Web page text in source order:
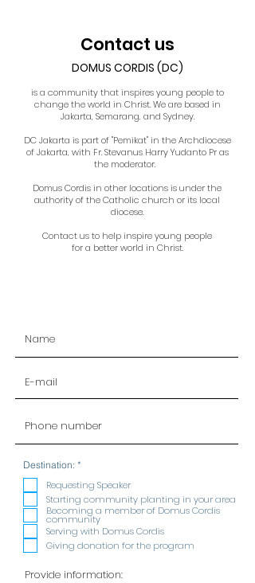
Contact us
DOMUS CORDIS (DC)
is a community that inspires young people to
change the world in Christ. We are based in
Jakarta, Semarang, and Sydney.
DC Jakarta is part of "Pemikat" in the Archdiocese
of Jakarta, with Fr. Stevanus Harry Yudanto Pr as
the moderator.
Domus Cordis in other locations is under the
authority of the Catholic church or its local
diocese.
Contact us to help inspire young people
for a better world in Christ.
Destination: *
q
r
e
d
Requesting Speaker
Starting community planting in your area
Becoming a member of Domus Cordis
community
Serving with Domus Cordis
Giving donation for the program